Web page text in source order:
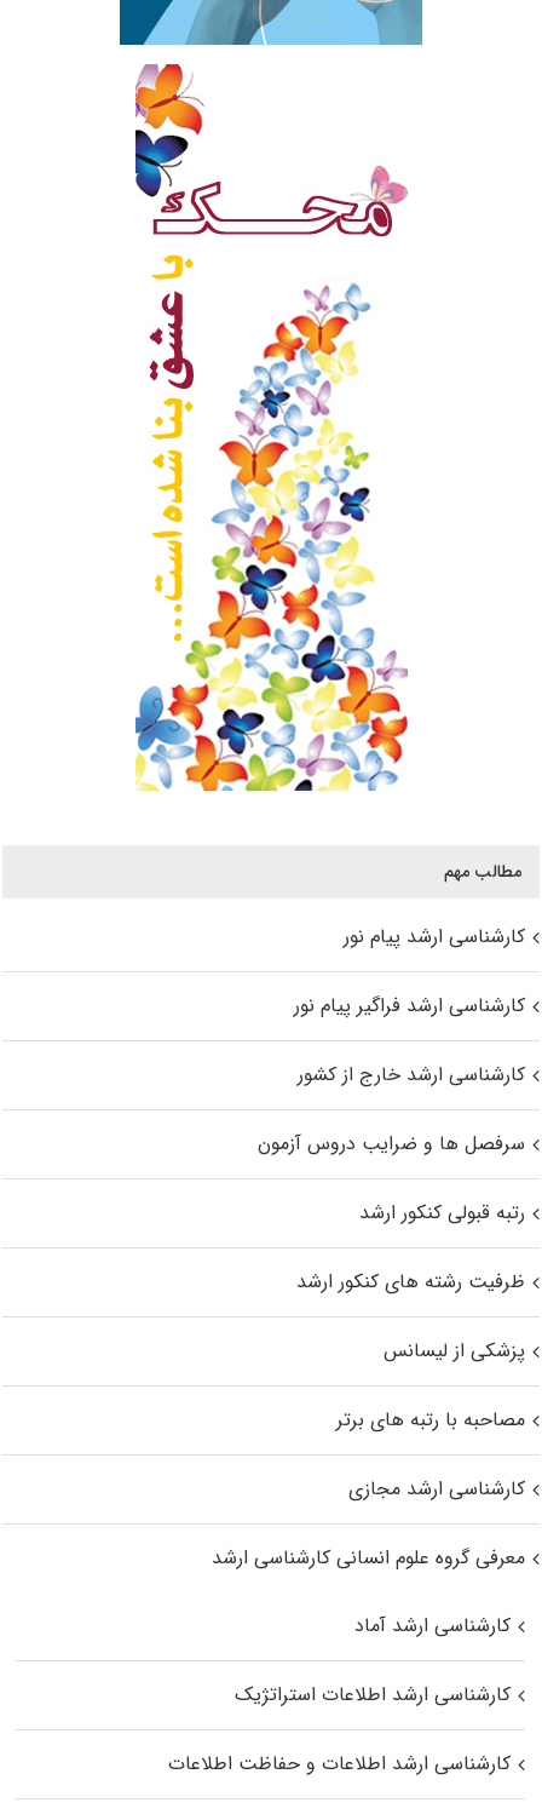
مطالب مهم
کارشناسی ارشد پیام نور
کارشناسی ارشد فراگیر پیام نور
کارشناسی ارشد خارج از کشور
سرفصل ها و ضرایب دروس آزمون
رتبه قبولی کنکور ارشد
ظرفیت رشته های کنکور ارشد
پزشکی از لیسانس
مصاحبه با رتبه های برتر
کارشناسی ارشد مجازی
معرفی گروه علوم انسانی کارشناسی ارشد
کارشناسی ارشد آماد
کارشناسی ارشد اطلاعات استراتژیک
کارشناسی ارشد اطلاعات و حفاظت اطلاعات